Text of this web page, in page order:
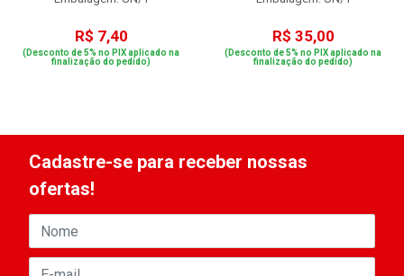
R$ 7,40
(Desconto de 5% no PIX aplicado na
finalização do pedido)
R$ 35,00
(Desconto de 5% no PIX aplicado na
finalização do pedido)
Cadastre-se para receber nossas
ofertas!